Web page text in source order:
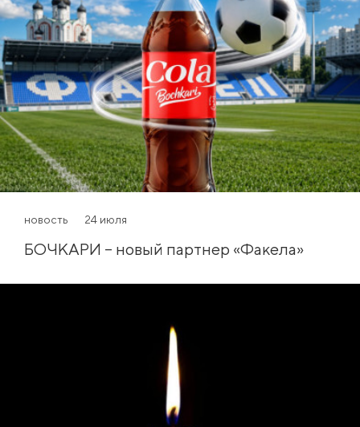
новость 24 июля
БОЧКАРИ – новый партнер «Факела»